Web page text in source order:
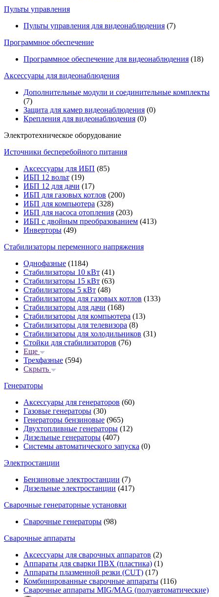
Пульты управления
Пульты управления для видеонаблюдения (7)
Программное обеспечение
Программное обеспечение для видеонаблюдения (18)
Аксессуары для видеонаблюдения
Дополнительные модули и соединительные комплекты
(7)
Защита для камер видеонаблюдения (0)
Крепления для видеонаблюдения (0)
Электротехническое оборудование
Источники бесперебойного питания
Аксессуары для ИБП (85)
ИБП 12 вольт (19)
ИБП 12 для дачи (17)
ИБП для газовых котлов (200)
ИБП для компьютера (328)
ИБП для насоса отопления (203)
ИБП с двойным преобразованием (413)
Инверторы (49)
Стабилизаторы переменного напряжения
Однофазные (1184)
Стабилизаторы 10 кВт (41)
Стабилизаторы 15 кВт (63)
Стабилизаторы 5 кВт (48)
Стабилизаторы для газовых котлов (133)
Стабилизаторы для дачи (168)
Стабилизаторы для компьютера (13)
Стабилизаторы для телевизора (8)
Стабилизаторы для холодильников (31)
Стойки для стабилизаторов (76)
Еще
Трехфазные (594)
Скрыть
Генераторы
Аксессуары для генераторов (60)
Газовые генераторы (30)
Генераторы бензиновые (965)
Двухтопливные генераторы (12)
Дизельные генераторы (407)
Системы автоматического запуска (0)
Электростанции
Бензиновые электростанции (7)
Дизельные электростанции (417)
Сварочные генераторные установки
Сварочные генераторы (98)
Сварочные аппараты
Аксессуары для сварочных аппаратов (2)
Аппараты для сварки ПВХ (пластика) (1)
Аппараты плазменной резки (CUT) (17)
Комбинированные сварочные аппараты (116)
Сварочные аппараты MIG/MAG (полуавтоматические)